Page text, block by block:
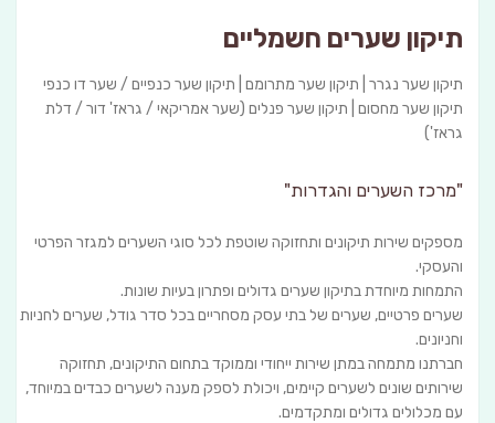
תיקון שערים חשמליים
תיקון שער נגרר | תיקון שער מתרומם | תיקון שער כנפיים / שער דו כנפי
תיקון שער מחסום | תיקון שער פנלים (שער אמריקאי / גראז' דור / דלת
גראז')
"מרכז השערים והגדרות"
מספקים שירות תיקונים ותחזוקה שוטפת לכל סוגי השערים למגזר הפרטי
והעסקי.
התמחות מיוחדת בתיקון שערים גדולים ופתרון בעיות שונות.
שערים פרטיים, שערים של בתי עסק מסחריים בכל סדר גודל, שערים לחניות
וחניונים.
חברתנו מתמחה במתן שירות ייחודי וממוקד בתחום התיקונים, תחזוקה
שירותים שונים לשערים קיימים, ויכולת לספק מענה לשערים כבדים במיוחד,
עם מכלולים גדולים ומתקדמים.